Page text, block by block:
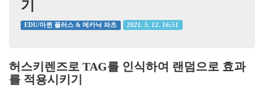
기
EDU/마퀸 플러스 & 메카닉 파츠 2021. 5. 12. 16:51
허스키렌즈로 TAG를 인식하여 랜덤으로 효과
를 적용시키기